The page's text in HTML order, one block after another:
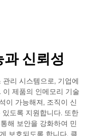
신뢰성
리 시스템으로, 기업에
제품의 인메모리 기술
이 가능해져, 조직이 신
도록 지원합니다. 또한
해 보안을 강화하여 민
보호되도록 합니다. 클